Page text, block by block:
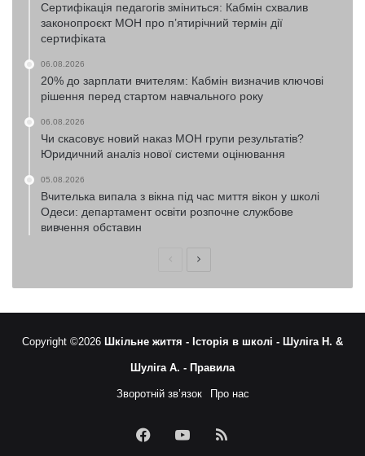
Сертифікація педагогів зміниться: Кабмін схвалив
законопроєкт МОН про п’ятирічний термін дії
сертифіката
06.08.2026
20% до зарплати вчителям: Кабмін визначив ключові
рішення перед стартом навчального року
06.08.2026
Чи скасовує новий наказ МОН групи результатів?
Юридичний аналіз нової системи оцінювання
05.08.2026
Вчителька випала з вікна під час миття вікон у школі
Одеси: департамент освіти розпочне службове
вивчення обставин
ПопередняНаступна
Copyright ©2026 Шкільне життя - Історія в школі - Шуліга Н. &
Шуліга А. - Правила
Зворотній зв’язок Про нас
FacebookYouTubeRSS